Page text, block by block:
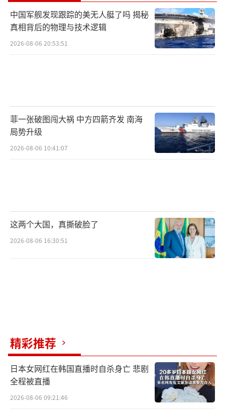
中国军舰发现跟踪的美无人艇了吗 揭秘
真相背后的物理与技术逻辑
2026-08-06 20:53:51
菲一张破图闯大祸 中方四箭齐发 南海
局势升级
2026-08-06 10:41:07
这两个大国，真撕破脸了
2026-08-06 16:30:51
精彩推荐
日本女网红在韩国直播时自杀身亡 悲剧
全程被直播
2026-08-06 09:21:46